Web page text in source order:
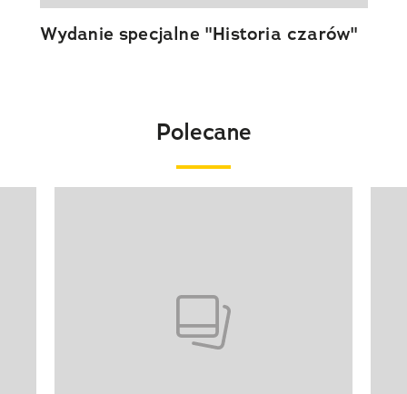
Wydanie specjalne "Historia czarów"
Polecane